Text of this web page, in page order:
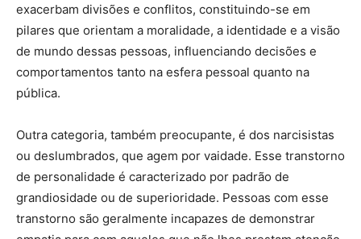
exacerbam divisões e conflitos, constituindo-se em
pilares que orientam a moralidade, a identidade e a visão
de mundo dessas pessoas, influenciando decisões e
comportamentos tanto na esfera pessoal quanto na
pública.
Outra categoria, também preocupante, é dos narcisistas
ou deslumbrados, que agem por vaidade. Esse transtorno
de personalidade é caracterizado por padrão de
grandiosidade ou de superioridade. Pessoas com esse
transtorno são geralmente incapazes de demonstrar